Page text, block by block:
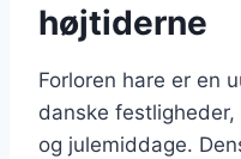
højtiderne
Forloren hare er en
danske
og julemiddage.